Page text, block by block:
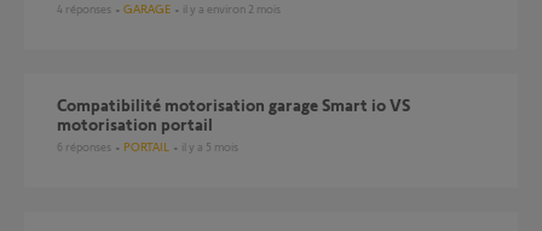
4 réponses GARAGE il y a environ 2 mois
Compatibilité motorisation garage Smart io VS
motorisation portail
6 réponses PORTAIL il y a 5 mois